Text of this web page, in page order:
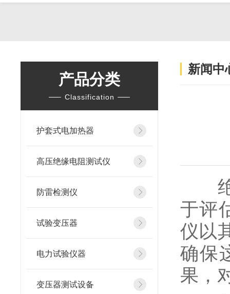
产品分类
Classification
护套式电加热器
高压绝缘电阻测试仪
防雷检测仪
试验变压器
电力试验仪器
变压器测试设备
新闻中
绝
于评
仪以
确保
果，